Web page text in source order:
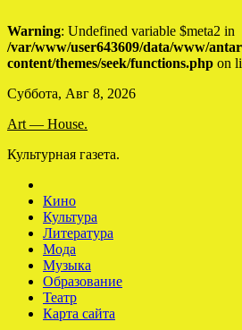
Warning: Undefined variable $meta2 in
/var/www/user643609/data/www/
content/themes/seek/functions.php on
Skip
content
Суббота, Авг 8, 2026
Art — House.
Культурная газета.
Кино
Культура
Литература
Мода
Музыка
Образование
Театр
Карта сайта